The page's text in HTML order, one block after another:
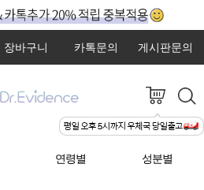
장바구니 카톡문의 게시판문의
연령별 성분별